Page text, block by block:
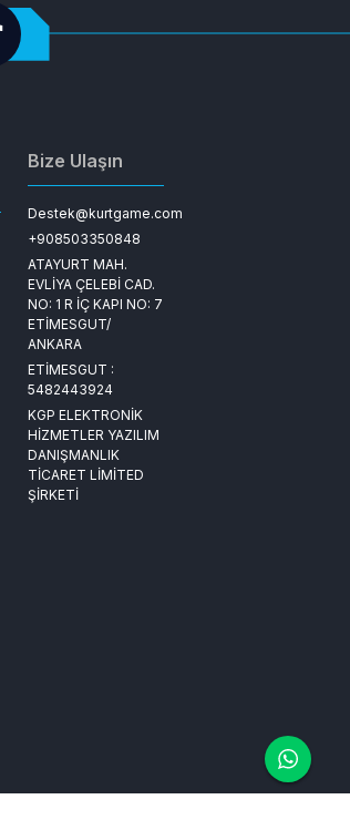
Bize Ulaşın
Destek@kurtgame.com
+908503350848
ATAYURT MAH.
EVLİYA ÇELEBİ CAD.
NO: 1 R İÇ KAPI NO: 7
ETİMESGUT/
ANKARA
ETİMESGUT :
5482443924
KGP ELEKTRONİK
HİZMETLER YAZILIM
DANIŞMANLIK
TİCARET LİMİTED
ŞİRKETİ